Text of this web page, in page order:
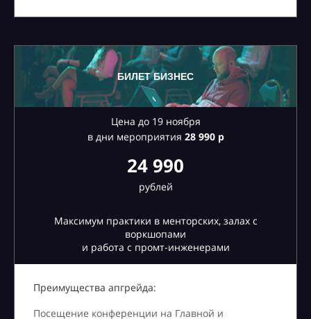
БИЛЕТ БИЗНЕС
Цена до 19 ноября
в дни мероприятия 28990 р
24 990
рублей
Максимум практики в менторских, залах с
воркшопами
и работа с промт-инженерами
Преимущества апгрейда:
Посещение конференции на Главной и